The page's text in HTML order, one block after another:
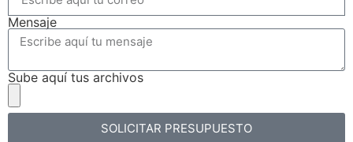
Mensaje
Sube aquí tus archivos
SOLICITAR PRESUPUESTO